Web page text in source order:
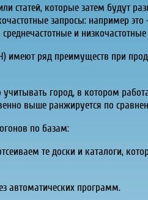
статей, которые затем будут
запросы: например это
и
имеют ряд преимуществ при
город, в котором
выше ранжируется по
по базам:
те доски и каталоги,
автоматических программ.